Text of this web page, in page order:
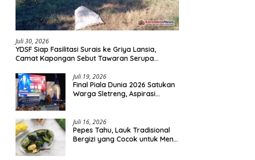
Juli 30, 2026
YDSF Siap Fasilitasi Surais ke Griya Lansia,
Camat Kapongan Sebut Tawaran Serupa
Juli 19, 2026
Final Piala Dunia 2026 Satukan
Warga Sletreng, Aspirasi
Juli 16, 2026
Pepes Tahu, Lauk Tradisional
Bergizi yang Cocok untuk Menu